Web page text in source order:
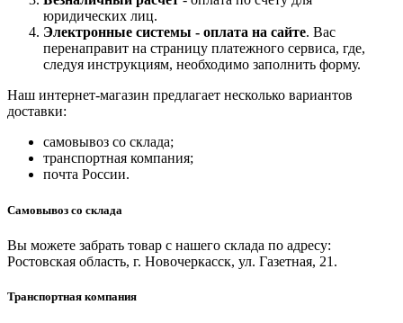
юридических лиц.
Электронные системы - оплата на сайте. Вас
перенаправит на страницу платежного сервиса, где,
следуя инструкциям, необходимо заполнить форму.
Наш интернет-магазин предлагает несколько вариантов
доставки:
самовывоз со склада;
транспортная компания;
почта России.
Самовывоз со склада
Вы можете забрать товар с нашего склада по адресу:
Ростовская область, г. Новочеркасск, ул. Газетная, 21.
Транспортная компания